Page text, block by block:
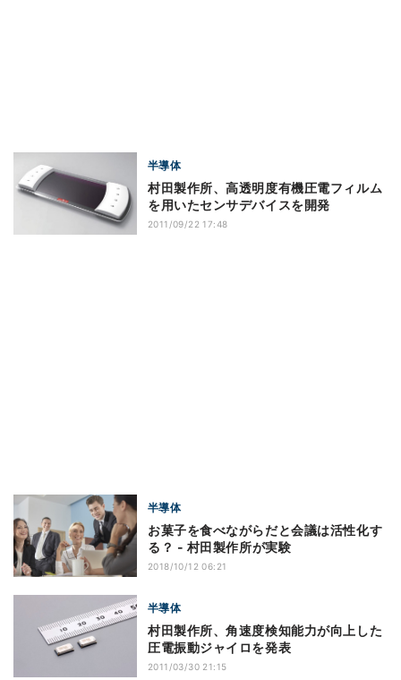
半導体
村田製作所、高透明度有機圧電フィルム
を用いたセンサデバイスを開発
2011/09/22 17:48
半導体
お菓子を食べながらだと会議は活性化す
る？ - 村田製作所が実験
2018/10/12 06:21
半導体
村田製作所、角速度検知能力が向上した
圧電振動ジャイロを発表
2011/03/30 21:15